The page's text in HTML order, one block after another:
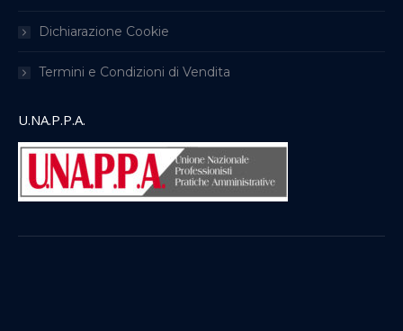
Dichiarazione Cookie
Termini e Condizioni di Vendita
U.NA.P.P.A.